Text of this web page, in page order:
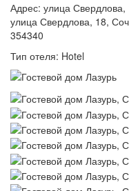
Адрес: улица Свердлова,
улица Свердлова, 18,
354340
Тип отеля: Hotel